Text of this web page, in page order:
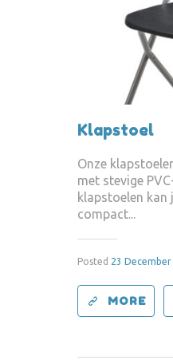
Klapstoel
Onze
met stevige
klapstoelen kan
compact...
Posted 23 December
MORE